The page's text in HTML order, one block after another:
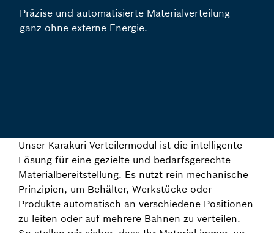
Präzise und automatisierte Materialverteilung –
ganz ohne externe Energie.
Unser Karakuri Verteilermodul ist die intelligente
Lösung für eine gezielte und bedarfsgerechte
Materialbereitstellung. Es nutzt rein mechanische
Prinzipien, um Behälter, Werkstücke oder
Produkte automatisch an verschiedene Positionen
zu leiten oder auf mehrere Bahnen zu verteilen.